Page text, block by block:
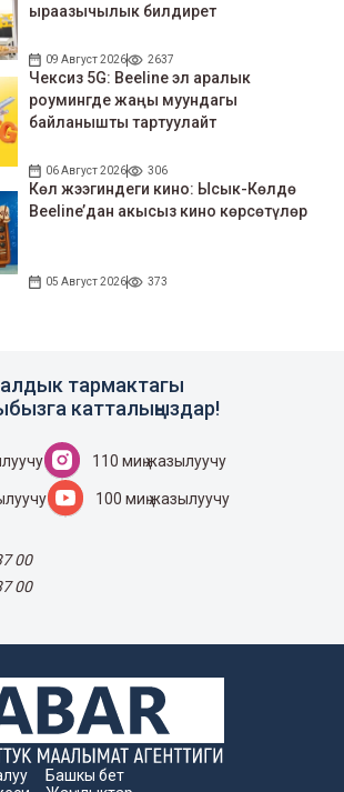
ыраазычылык билдирет
09 Август 2026 2637
Чексиз 5G: Beeline эл аралык
роумингде жаңы муундагы
байланышты тартуулайт
06 Август 2026 306
Көл жээгиндеги кино: Ысык-Көлдө
Beeline’дан акысыз кино көрсөтүлөр
05 Август 2026 373
тармактагы
катталыңыздар!
110 миң жазылуучу
100 миң жазылуучу
00
00
Башкы бет